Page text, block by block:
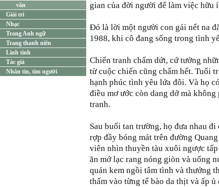
văn
Giải trí
Nhạc
Trang Anh ngữ
Trang thanh niên
Linh tinh
Tác giả
Nhắn tin, tìm người
gian của đời người để làm việc hữu
Ðó là lời một người con gái nết na
1988, khi cô đang sống trong tình
Chiến tranh chấm dứt, cứ tưởng
từ cuộc chiến cũng chấm hết. Tuổi
hạnh phúc tình yêu lứa đôi. Và họ
điều mơ ước còn dang dở mà
tranh.
Sau buổi tan trường, họ đưa nhau
rợp đầy bóng mát trên đường
viên nhìn thuyền tàu xuôi ngược
ăn mớ lạc rang nóng giòn và uống
quán kem ngồi tâm tình và thưởng
thấm vào từng tế bào da thịt và ấp